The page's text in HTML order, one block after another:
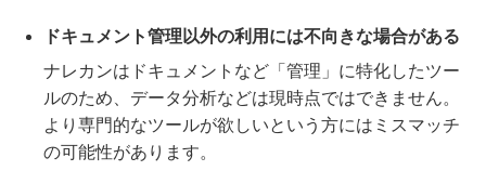
ドキュメント管理以外の利用には不向きな場合がある
ナレカンはドキュメントなど「管理」に特化したツー
ルのため、データ分析などは現時点ではできません。
より専門的なツールが欲しいという方にはミスマッチ
の可能性があります。